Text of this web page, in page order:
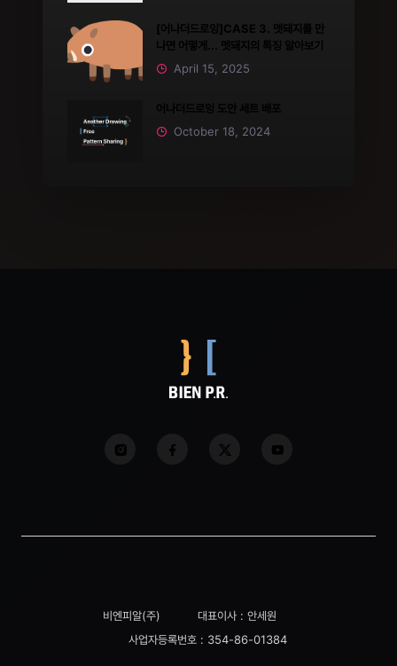
[어나더드로잉]CASE 3. 멧돼지를 만
나면 어떻게... 멧돼지의 특징 알아보기
April 15, 2025
October 18, 2024
비엔피알(주)
대표이사 : 안세원
사업자등록번호 : 354-86-01384